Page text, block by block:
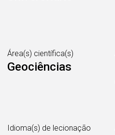
Área(s) científica(s)
Geociências
Idioma(s) de lecionação